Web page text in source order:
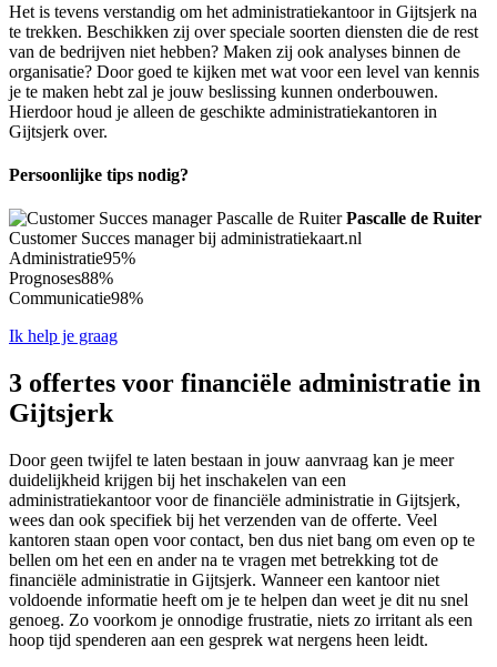
Het is tevens verstandig om het administratiekantoor in Gijtsjerk na
te trekken. Beschikken zij over speciale soorten diensten die de rest
van de bedrijven niet hebben? Maken zij ook analyses binnen de
organisatie? Door goed te kijken met wat voor een level van kennis
je te maken hebt zal je jouw beslissing kunnen onderbouwen.
Hierdoor houd je alleen de geschikte administratiekantoren in
Gijtsjerk over.
Persoonlijke tips nodig?
Pascalle de Ruiter
Customer Succes manager bij administratiekaart.nl
Administratie95%
Prognoses88%
Communicatie98%
Ik help je graag
3 offertes voor financiële administratie in
Gijtsjerk
Door geen twijfel te laten bestaan in jouw aanvraag kan je meer
duidelijkheid krijgen bij het inschakelen van een
administratiekantoor voor de financiële administratie in Gijtsjerk,
wees dan ook specifiek bij het verzenden van de offerte. Veel
kantoren staan open voor contact, ben dus niet bang om even op te
bellen om het een en ander na te vragen met betrekking tot de
financiële administratie in Gijtsjerk. Wanneer een kantoor niet
voldoende informatie heeft om je te helpen dan weet je dit nu snel
genoeg. Zo voorkom je onnodige frustratie, niets zo irritant als een
hoop tijd spenderen aan een gesprek wat nergens heen leidt.